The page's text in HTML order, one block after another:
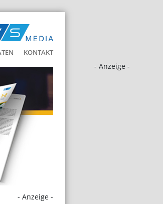
KONTAKT
- Anzeige -
- Anzeige -